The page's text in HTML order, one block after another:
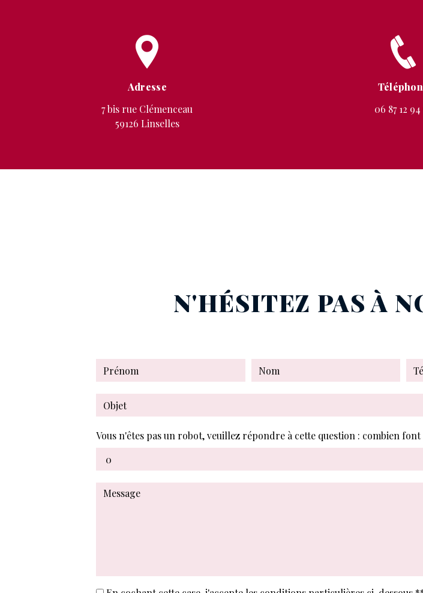
Adresse
7 bis rue Clémenceau
59126 Linselles
06 87 12 94
N'HÉSITEZ PAS À
Vous n'êtes pas un robot, veuillez répondre à cette question : combien